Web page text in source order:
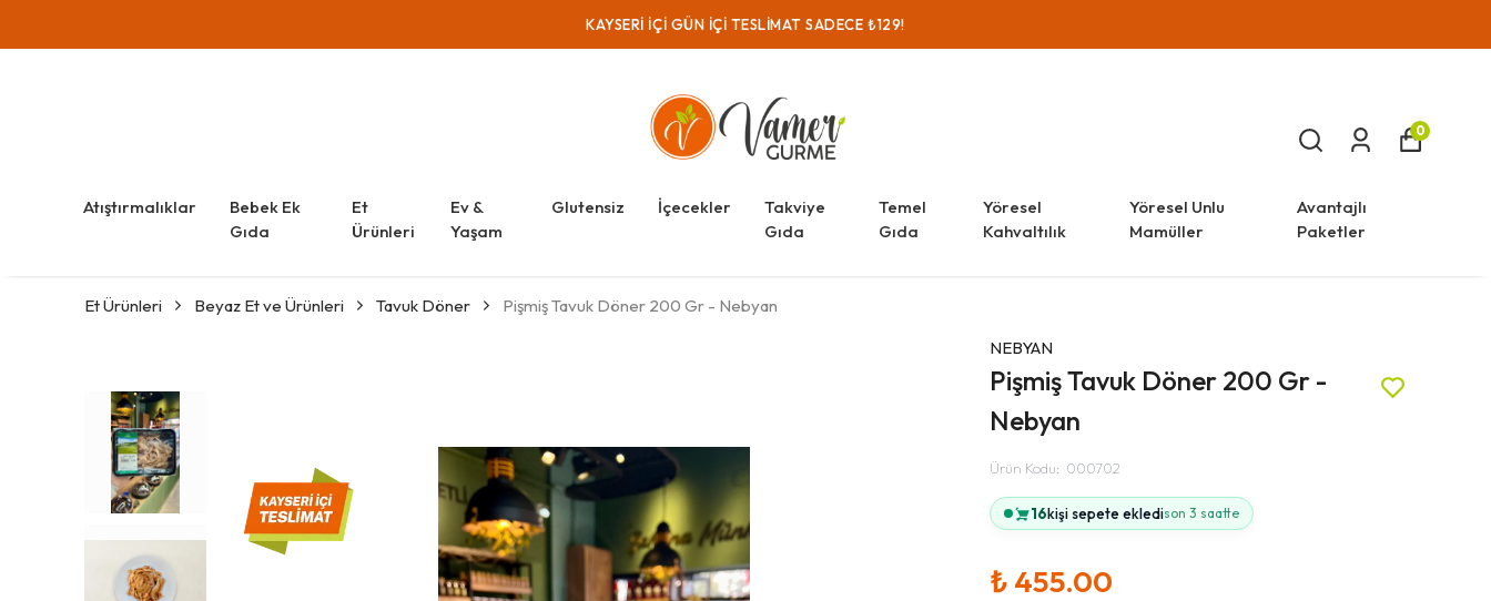
KAYSERI IÇI GÜN IÇI TESLIMAT SADECE ₺129!
Atıştırmalıklar
Bebek Ek
Gıda
Et
Ürünleri
Ev &
Yaşam
Glutensiz İçecekler
Takviye
Gıda
Temel
Gıda
Yöresel
Kahvaltılık
Yöresel Unlu
Mamüller
Avantajlı
Paketler
0
Et Ürünleri Beyaz Et ve Ürünleri Tavuk Döner
Pişmiş Tavuk Döner 200 Gr - Nebyan
NEBYAN
Pişmiş Tavuk Döner 200 Gr -
Nebyan
Ürün Kodu: 000702
16kişi sepete ekledison 3 saatte
₺ 455.00